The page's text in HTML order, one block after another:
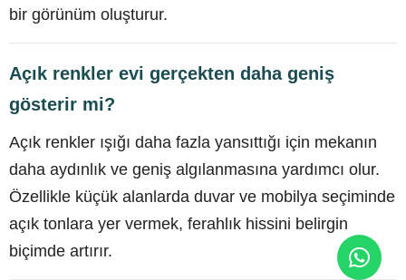
bir görünüm oluşturur.
Açık renkler evi gerçekten daha geniş
gösterir mi?
Açık renkler ışığı daha fazla yansıttığı için mekanın
daha aydınlık ve geniş algılanmasına yardımcı olur.
Özellikle küçük alanlarda duvar ve mobilya seçiminde
açık tonlara yer vermek, ferahlık hissini belirgin
biçimde artırır.